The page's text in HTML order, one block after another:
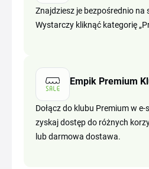
Znajdziesz je bezpośrednio na
Wystarczy kliknąć kategorię
Empik Premium
Dołącz do klubu Premium w
zyskaj dostęp do różnych
lub darmowa dostawa.